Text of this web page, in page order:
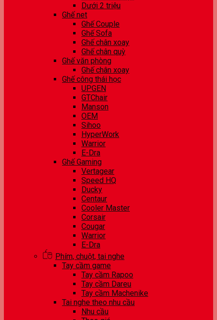
Dưới 2 triệu
Ghế net
Ghế Couple
Ghế Sofa
Ghế chân xoay
Ghế chân quỳ
Ghế văn phòng
Ghế chân xoay
Ghế công thái học
UPGEN
GTChair
Manson
OEM
Sihoo
HyperWork
Warrior
E-Dra
Ghế Gaming
Vertagear
Speed HQ
Ducky
Centaur
Cooler Master
Corsair
Cougar
Warrior
E-Dra
Phím, chuột, tai nghe
Tay cầm game
Tay cầm Rapoo
Tay cầm Dareu
Tay cầm Machenike
Tai nghe theo nhu cầu
Nhu cầu